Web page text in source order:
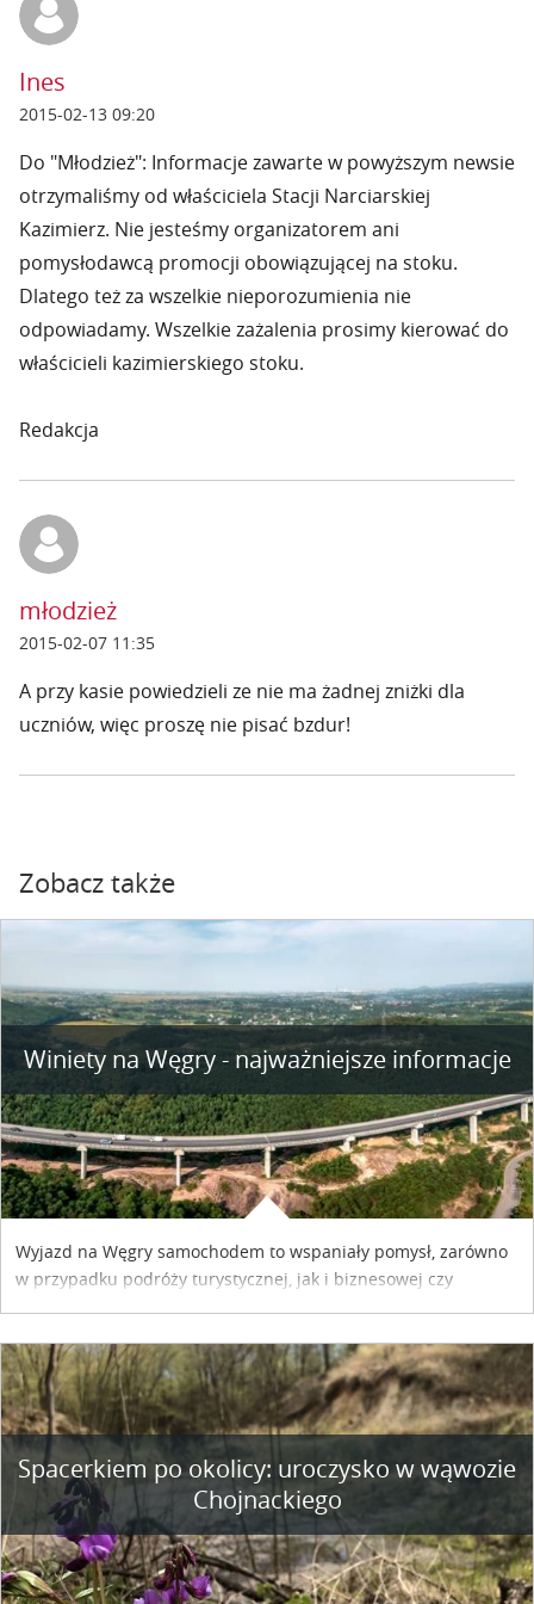
Ines
2015-02-13 09:20
Do "Młodzież": Informacje zawarte w powyższym newsie
otrzymaliśmy od właściciela Stacji Narciarskiej
Kazimierz. Nie jesteśmy organizatorem ani
pomysłodawcą promocji obowiązującej na stoku.
Dlatego też za wszelkie nieporozumienia nie
odpowiadamy. Wszelkie zażalenia prosimy kierować do
właścicieli kazimierskiego stoku.
Redakcja
młodzież
2015-02-07 11:35
A przy kasie powiedzieli ze nie ma żadnej zniżki dla
uczniów, więc proszę nie pisać bzdur!
Zobacz także
Winiety na Węgry - najważniejsze informacje
Wyjazd na Węgry samochodem to wspaniały pomysł, zarówno
w przypadku podróży turystycznej, jak i biznesowej czy
współpracy reklamowej z Hungary Vignette.
Spacerkiem po okolicy: uroczysko w wąwozie
Chojnackiego